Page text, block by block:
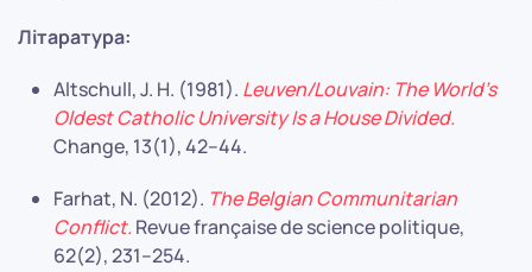
Літаратура:
Altschull, J. H. (1981). Leuven/Louvain: The World’s
Oldest Catholic University Is a House Divided.
Change, 13(1), 42–44.
Farhat, N. (2012). The Belgian Communitarian
Conflict.Revue française de science politique,
62(2), 231–254.